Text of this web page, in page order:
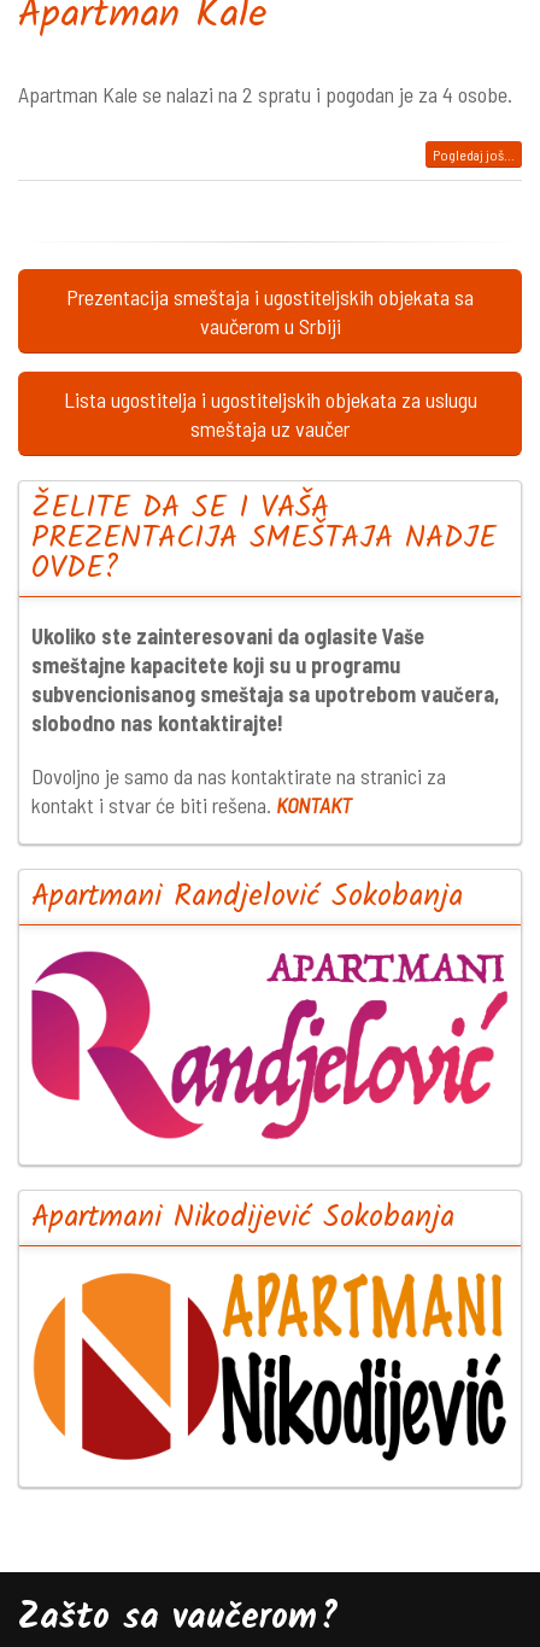
Apartman Kale
Apartman Kale se nalazi na 2 spratu i pogodan je za 4 osobe.
Pogledaj još...
Prezentacija smeštaja i ugostiteljskih objekata sa
vaučerom u Srbiji
Lista ugostitelja i ugostiteljskih objekata za uslugu
smeštaja uz vaučer
ŽELITE DA SE I VAŠA
PREZENTACIJA SMEŠTAJA NADJE
OVDE?
Ukoliko ste zainteresovani da oglasite Vaše
smeštajne kapacitete koji su u programu
subvencionisanog smeštaja sa upotrebom vaučera,
slobodno nas kontaktirajte!
Dovoljno je samo da nas kontaktirate na stranici za
kontakt i stvar će biti rešena. KONTAKT
Apartmani Randjelović Sokobanja
Apartmani Nikodijević Sokobanja
Zašto sa vaučerom?